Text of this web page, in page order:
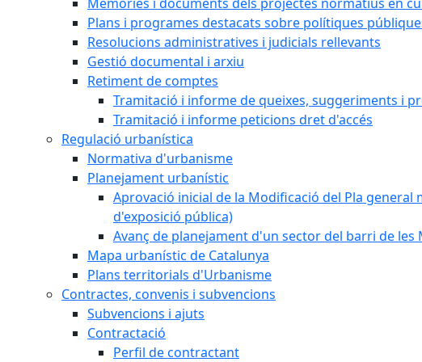
Plans i programes destacats sobre polítiques
Resolucions administratives i judicials rellevants
Gestió documental i arxiu
Retiment de comptes
Tramitació i informe de queixes, suggeriments i
Tramitació i informe peticions dret d'accés
Regulació urbanística
Normativa d'urbanisme
Planejament urbanístic
Aprovació inicial de la Modificació del Pla
d'exposició pública)
Avanç de planejament d'un sector del barri de
Mapa urbanístic de Catalunya
Plans territorials d'Urbanisme
Contractes, convenis i subvencions
Subvencions i ajuts
Contractació
Perfil de contractant